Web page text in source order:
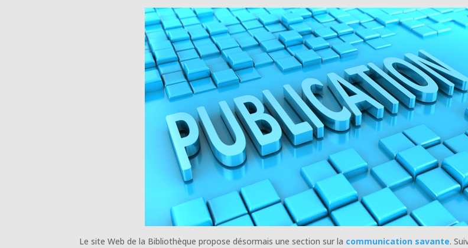
Le site Web de la Bibliothèque propose désormais une section sur la communication savante.